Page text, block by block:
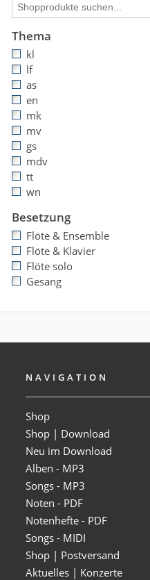
Thema
kl
lf
as
en
mk
mv
gs
mdv
tt
wn
Besetzung
Flöte & Ensemble
Flöte & Klavier
Flöte solo
Gesang
NAVIGATION
Shop
Shop | Download
Neu im Download
Alben - MP3
Songs - MP3
Noten - PDF
Notenhefte - PDF
Songs - MIDI
Shop | Postversand
Aktuelles | Konzerte